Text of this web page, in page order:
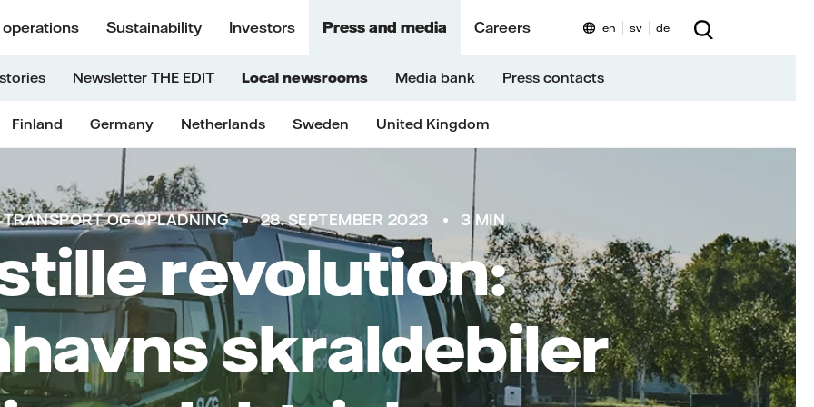
operations Sustainability Investors Press and media Careers
Newsletter THE EDIT Local newsrooms Media bank Press contacts
Finland Germany Netherlands Sweden United Kingdom
en sv de
TRANSPORT OG OPLADNING 28. SEPTEMBER 2023 3 MIN
revolution:
skraldebiler